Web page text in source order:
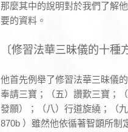
那麼其中的說明對於我們了解
要的資料。
〔修習法華三昧儀的十種
他首先例舉了修習法華三昧儀
奉請三寶；（五）讚歎三寶；
發願）；（八）行道旋繞；（
870b ）雖然他依循著智顗所制